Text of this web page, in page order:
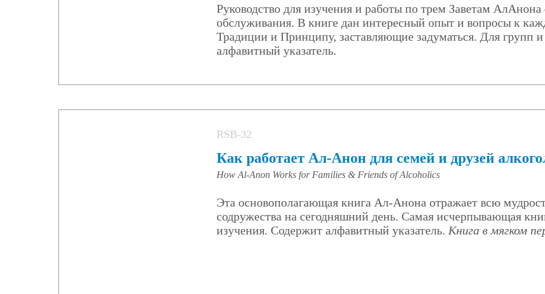
Руководство для изучения и работы по трем Заветам
обслуживания. В книге дан интересный опыт и вопросы к
Традиции и Принципу, заставляющие задуматься. Для групп
алфавитный указатель.
RSВ-32
Как работает Ал-Анон для семей и друзей
How Al-Anon Works for Families & Friends of Alcoholics
Эта основополагающая книга Ал-Анона отражает всю
содружества на сегодняшний день. Самая исчерпывающая
изучения. Содержит алфавитный указатель. Книга в мягком